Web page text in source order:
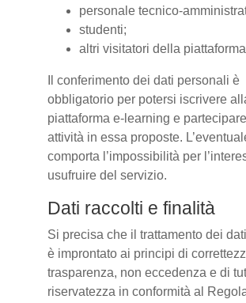
personale tecnico-
studenti;
altri visitatori della
Il conferimento dei dati personali è
obbligatorio per potersi iscrivere
piattaforma e-learning e
attività in essa proposte.
comporta l’impossibilità per
usufruire del servizio.
Dati raccolti e finalità
Si precisa che il trattamento dei
è improntato ai principi di
trasparenza, non eccedenza e di
riservatezza in conformità al